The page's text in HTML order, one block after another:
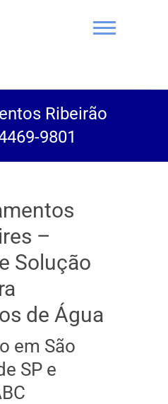
(11) 94469-
9801 |
Desentupidora
Rei do Esgoto
Ribeirão
9801
–
Solução
de Água
em São
SP e